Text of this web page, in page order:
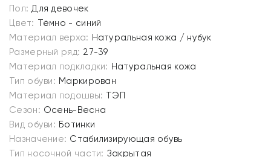
Пол: Для девочек
Цвет: Тёмно - синий
Материал верха: Натуральная кожа / нубук
Размерный ряд: 27-39
Материал подкладки: Натуральная кожа
Тип обуви: Маркирован
Материал подошвы: ТЭП
Сезон: Осень-Весна
Вид обуви: Ботинки
Назначение: Стабилизирующая обувь
Тип носочной части: Закрытая